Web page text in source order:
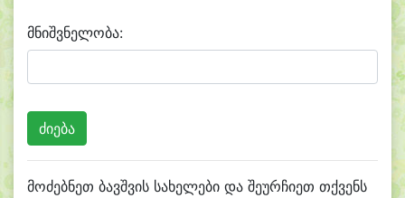
მნიშვნელობა:
მოძებნეთ ბავშვის სახელები და შეურჩიეთ თქვენს